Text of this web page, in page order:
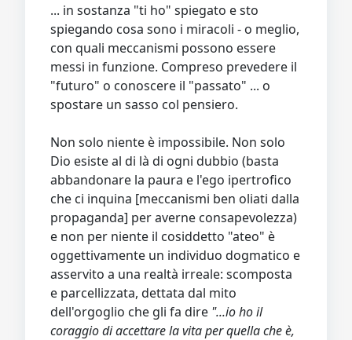
... in sostanza "ti ho" spiegato e sto
spiegando cosa sono i miracoli - o meglio,
con quali meccanismi possono essere
messi in funzione. Compreso prevedere il
"futuro" o conoscere il "passato" ... o
spostare un sasso col pensiero.
Non solo niente è impossibile. Non solo
Dio esiste al di là di ogni dubbio (basta
abbandonare la paura e l'ego ipertrofico
che ci inquina [meccanismi ben oliati dalla
propaganda] per averne consapevolezza)
e non per niente il cosiddetto "ateo" è
oggettivamente un individuo dogmatico e
asservito a una realtà irreale: scomposta
e parcellizzata, dettata dal mito
dell'orgoglio che gli fa dire "...io ho il
coraggio di accettare la vita per quella che è,